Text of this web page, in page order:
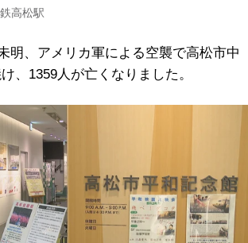
高松駅
明、アメリカ軍による空襲で高松市中
、1359人が亡くなりました。